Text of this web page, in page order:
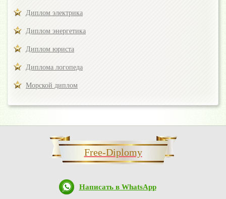
Диплом электрика
Диплом энергетика
Диплом юриста
Диплома логопеда
Морской диплом
Free-Diplomy
Написать в WhatsApp